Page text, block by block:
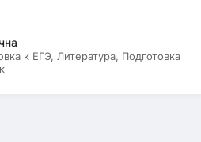
к ЕГЭ, Литература, Подготовка